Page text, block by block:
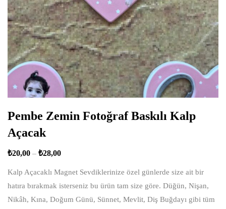
Pembe Zemin Fotoğraf Baskılı Kalp
Açacak
₺20,00 – ₺28,00
Kalp Açacaklı Magnet Sevdiklerinize özel günlerde size ait bir
hatıra bırakmak isterseniz bu ürün tam size göre. Düğün, Nişan,
Nikâh, Kına, Doğum Günü, Sünnet, Mevlit, Diş Buğdayı gibi tüm